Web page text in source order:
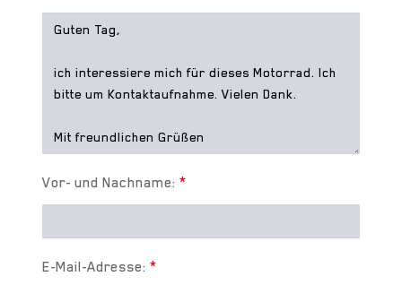
Vor- und Nachname: *
E-Mail-Adresse: *